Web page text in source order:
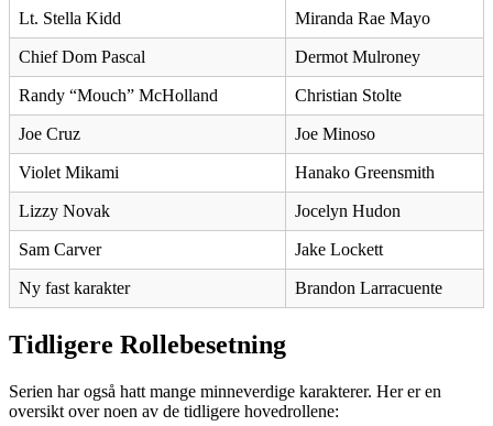
Lt. Stella Kidd Miranda Rae Mayo
Chief Dom Pascal Dermot Mulroney
Randy “Mouch” McHolland Christian Stolte
Joe Cruz Joe Minoso
Violet Mikami Hanako Greensmith
Lizzy Novak Jocelyn Hudon
Sam Carver Jake Lockett
Ny fast karakter Brandon Larracuente
Tidligere Rollebesetning
Serien har også hatt mange minneverdige karakterer. Her er en
oversikt over noen av de tidligere hovedrollene: